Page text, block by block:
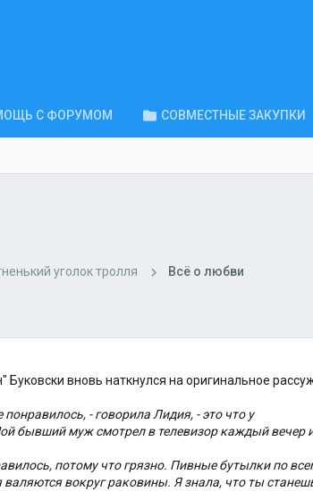
С ФОРУМОМ СОВМЕСТНЫЕ ЗАКУПКИ
уголок тролля Всё о любви
вновь наткнулся на оригинальное
понравилось, - говорила Лидия, - это что у
бывший муж смотрел в телевизор каждый
потому что грязно. Пивные бутылки по
вокруг раковины. Я знала, что ты